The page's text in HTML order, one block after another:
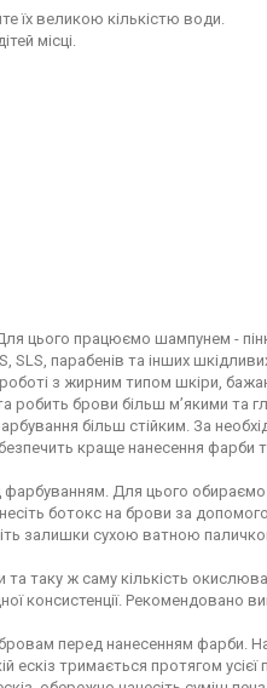
їх великою кількістю води.
місці.
цього працюємо шампунем -
SLS, парабенів та інших
з жирним типом шкіри,
робить брови більш м’якими та
більш стійким. За
краще нанесення фарби
Для цього
ботокс на брови за
залишки сухою ватною
таку ж саму кількість
консистенції. Рекомендовано
перед нанесенням фарби.
ескіз тримається протягом